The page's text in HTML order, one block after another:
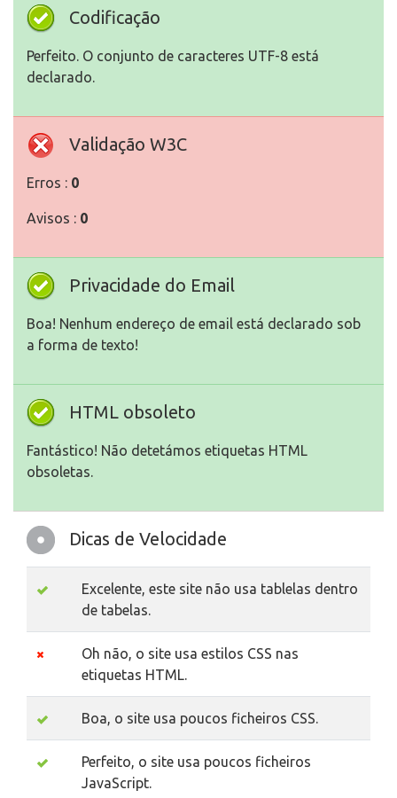
Codificação
Perfeito. O conjunto de caracteres UTF-8 está
declarado.
Validação W3C
Erros : 0
Avisos : 0
Privacidade do Email
Boa! Nenhum endereço de email está declarado sob
a forma de texto!
HTML obsoleto
Fantástico! Não detetámos etiquetas HTML
obsoletas.
Dicas de Velocidade
Excelente, este site não usa tablelas dentro
de tabelas.
Oh não, o site usa estilos CSS nas
etiquetas HTML.
Boa, o site usa poucos ficheiros CSS.
Perfeito, o site usa poucos ficheiros
JavaScript.